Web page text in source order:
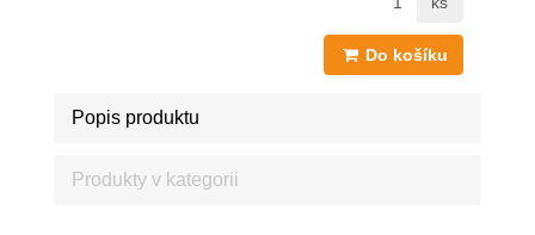
Do košíku
Popis produktu
Produkty v kategorii